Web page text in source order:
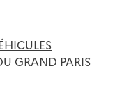
GRAND PARIS